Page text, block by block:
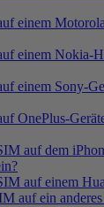
einem
einem Nokia-
einem Sony-
OnePlus-
auf dem
auf einem
auf ein